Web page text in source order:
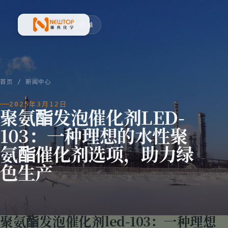
新典化学材料(上海)有限公司
菜单
首页 / 新闻中心
2025年3月12日
聚氨酯发泡催化剂LED-
103：一种理想的水性聚
氨酯催化剂选项，助力绿
色生产
聚氨酯发泡催化剂led-103：一种理想